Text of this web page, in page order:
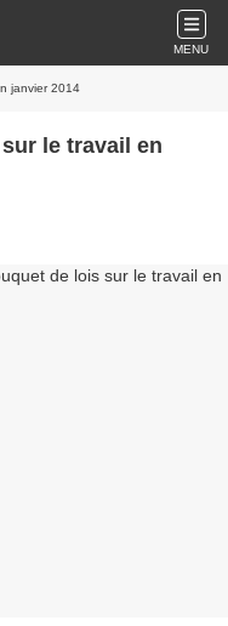
MENU
janvier 2014
le travail en